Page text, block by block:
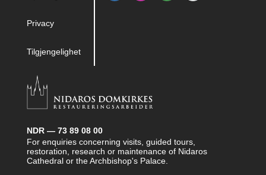
Privacy
Tilgjengelighet
NDR — 73 89 08 00
For enquiries concerning visits, guided tours,
restoration, research or maintenance of Nidaros
Cathedral or the Archbishop's Palace.